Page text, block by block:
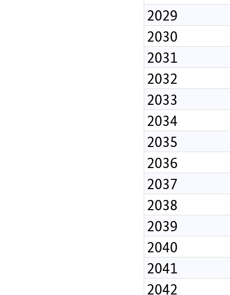
2029
2030
2031
2032
2033
2034
2035
2036
2037
2038
2039
2040
2041
2042